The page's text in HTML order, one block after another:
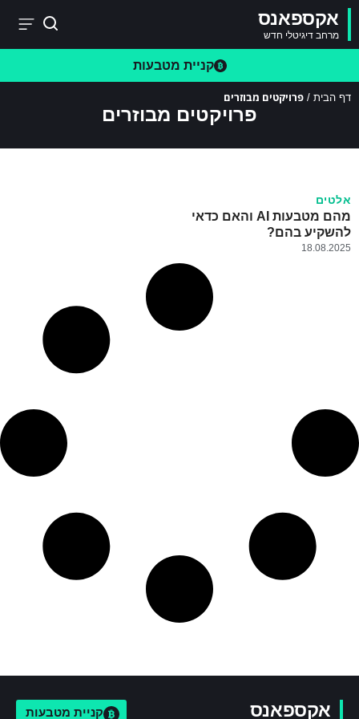
אקספאנס
מרחב דיגיטלי חדש
קניית מטבעות
דף הבית / פרויקטים מבוזרים
פרויקטים מבוזרים
אלטים
מהם מטבעות AI והאם כדאי
להשקיע בהם?
18.08.2025
אקספאנס קניית מטבעות